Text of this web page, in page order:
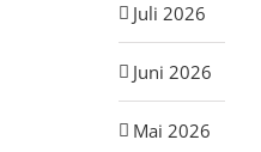
Juli 2026
Juni 2026
Mai 2026